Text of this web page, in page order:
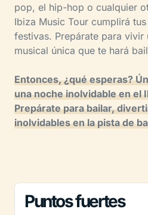
pop, el hip-hop o cualquier
Ibiza Music Tour cumplirá
festivas. Prepárate para vivir
musical única que te hará
Entonces, ¿qué esperas?
una noche inolvidable en el
Prepárate para bailar,
inolvidables en la pista de
Puntos fuertes